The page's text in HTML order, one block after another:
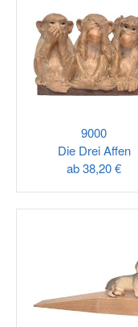
9000
Die Drei Affen
ab38,20 €